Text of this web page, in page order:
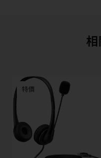
特價